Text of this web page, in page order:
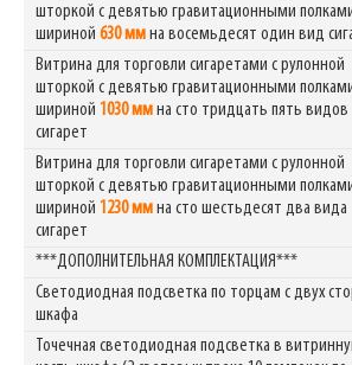
шторкой с девятью гравитационными
шириной 630 ммна восемьдесят один вид
Витрина для торговли сигаретами с рулонной
шторкой с девятью гравитационными
шириной 1030 ммна сто тридцать пять видов
сигарет
Витрина для торговли сигаретами с рулонной
шторкой с девятью гравитационными
шириной 1230 ммна сто шестьдесят два вида
сигарет
***ДОПОЛНИТЕЛЬНАЯ КОМПЛЕКТАЦИЯ***
Светодиодная подсветка по торцам с двух
шкафа
Точечная светодиодная подсветка в